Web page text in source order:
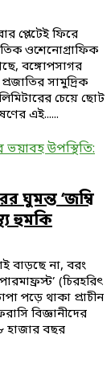
প্লেটেই ফিরে
ওশেনোগ্রাফিক
বঙ্গোপসাগর
সামুদ্রিক
চেয়ে ছোট
এই......
ভয়াবহ উপস্থিতি:
ঘুমন্ত ‘জম্বি
হুমকি
বাড়ছে না, বরং
(চিরহরিৎ
পড়ে থাকা প্রাচীন
বিজ্ঞানীদের
হাজার বছর